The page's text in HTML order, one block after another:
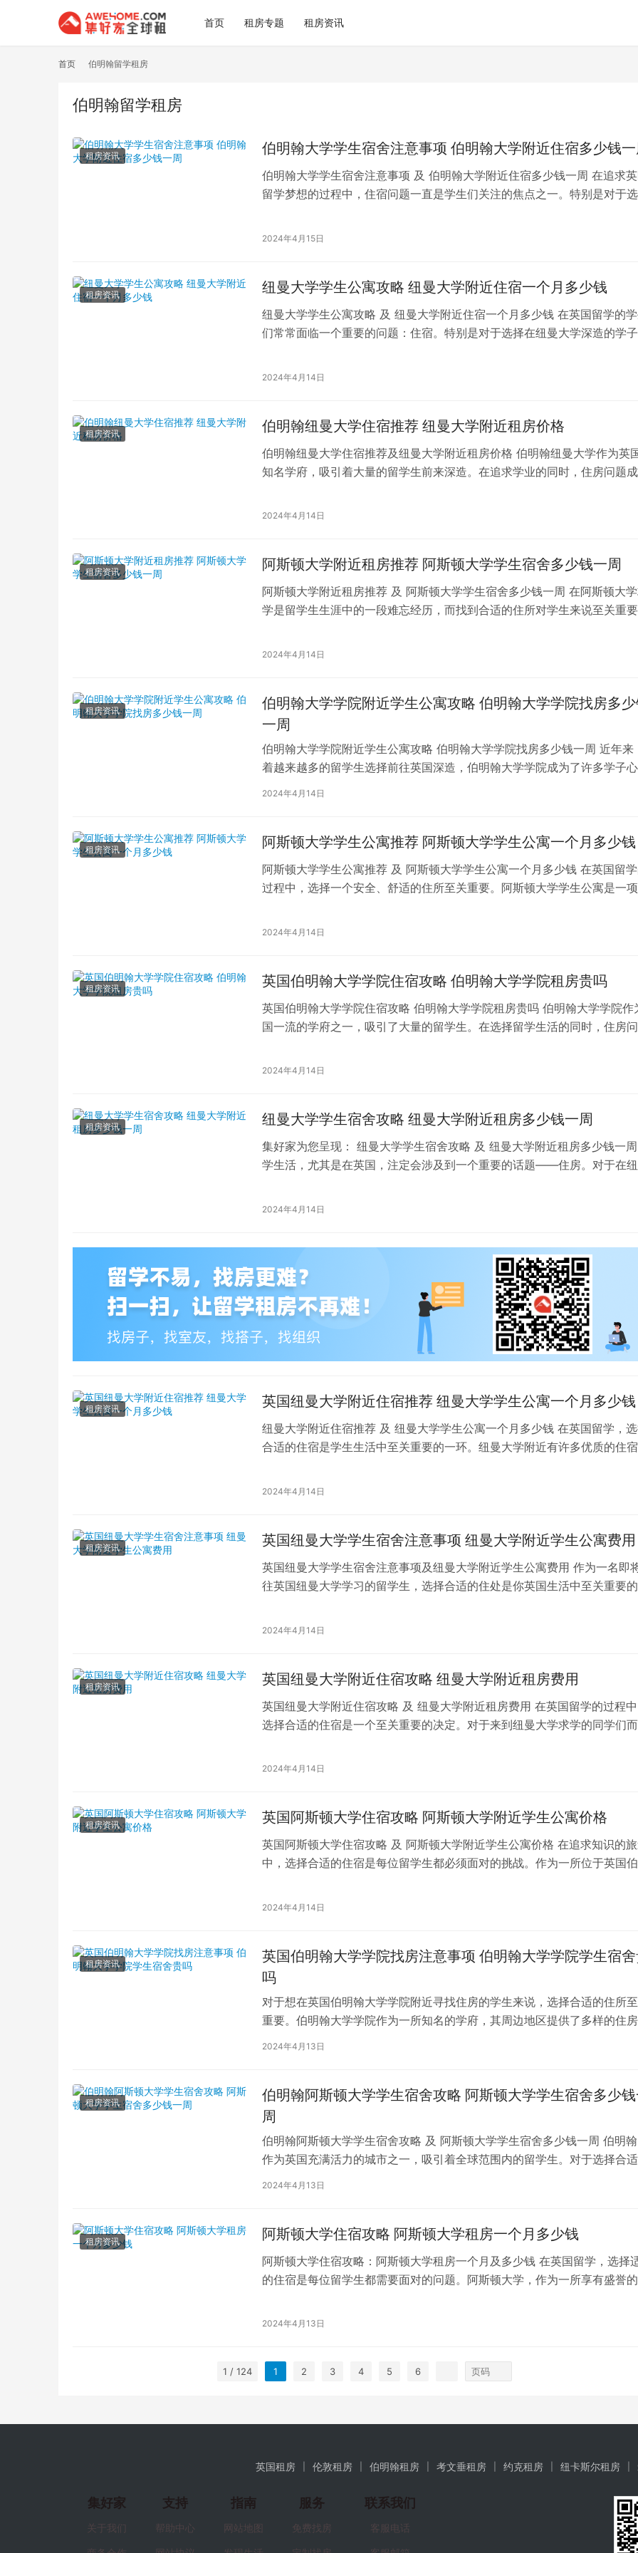
首页 租房专题 租房资讯
首页 伯明翰留学租房
伯明翰留学租房
租房资讯 伯明翰大学学生宿舍注意事项 伯明翰大学附近住宿多少钱一
伯明翰大学学生宿舍注意事项 及 伯明翰大学附近住宿多少钱一周 在追求
留学梦想的过程中，住宿问题一直是学生们关注的焦点之一。特别是对于选
2024年4月15日
租房资讯 纽曼大学学生公寓攻略 纽曼大学附近住宿一个月多少钱
纽曼大学学生公寓攻略 及 纽曼大学附近住宿一个月多少钱 在英国留学的
们常常面临一个重要的问题：住宿。特别是对于选择在纽曼大学深造的学子
2024年4月14日
租房资讯 伯明翰纽曼大学住宿推荐 纽曼大学附近租房价格
伯明翰纽曼大学住宿推荐及纽曼大学附近租房价格 伯明翰纽曼大学作为英
知名学府，吸引着大量的留学生前来深造。在追求学业的同时，住房问题成
2024年4月14日
租房资讯 阿斯顿大学附近租房推荐 阿斯顿大学学生宿舍多少钱一周
阿斯顿大学附近租房推荐 及 阿斯顿大学学生宿舍多少钱一周 在阿斯顿大
学是留学生生涯中的一段难忘经历，而找到合适的住所对学生来说至关重要
2024年4月14日
租房资讯
伯明翰大学学院附近学生公寓攻略 伯明翰大学学院找房多
一周
伯明翰大学学院附近学生公寓攻略 伯明翰大学学院找房多少钱一周 近年来
着越来越多的留学生选择前往英国深造，伯明翰大学学院成为了许多学子心
中的理想学府。而众所周知，一个舒适、便利…
2024年4月14日
租房资讯 阿斯顿大学学生公寓推荐 阿斯顿大学学生公寓一个月多少钱
阿斯顿大学学生公寓推荐 及 阿斯顿大学学生公寓一个月多少钱 在英国留
过程中，选择一个安全、舒适的住所至关重要。阿斯顿大学学生公寓是一项
2024年4月14日
租房资讯 英国伯明翰大学学院住宿攻略 伯明翰大学学院租房贵吗
英国伯明翰大学学院住宿攻略 伯明翰大学学院租房贵吗 伯明翰大学学院作
国一流的学府之一，吸引了大量的留学生。在选择留学生活的同时，住房问
2024年4月14日
租房资讯 纽曼大学学生宿舍攻略 纽曼大学附近租房多少钱一周
集好家为您呈现： 纽曼大学学生宿舍攻略 及 纽曼大学附近租房多少钱一
学生活，尤其是在英国，注定会涉及到一个重要的话题——住房。对于在纽
2024年4月14日
租房资讯 英国纽曼大学附近住宿推荐 纽曼大学学生公寓一个月多少钱
纽曼大学附近住宿推荐 及 纽曼大学学生公寓一个月多少钱 在英国留学，
合适的住宿是学生生活中至关重要的一环。纽曼大学附近有许多优质的住宿
2024年4月14日
租房资讯 英国纽曼大学学生宿舍注意事项 纽曼大学附近学生公寓费用
英国纽曼大学学生宿舍注意事项及纽曼大学附近学生公寓费用 作为一名即
往英国纽曼大学学习的留学生，选择合适的住处是你英国生活中至关重要的
2024年4月14日
租房资讯 英国纽曼大学附近住宿攻略 纽曼大学附近租房费用
英国纽曼大学附近住宿攻略 及 纽曼大学附近租房费用 在英国留学的过程中
选择合适的住宿是一个至关重要的决定。对于来到纽曼大学求学的同学们而
2024年4月14日
租房资讯 英国阿斯顿大学住宿攻略 阿斯顿大学附近学生公寓价格
英国阿斯顿大学住宿攻略 及 阿斯顿大学附近学生公寓价格 在追求知识的
中，选择合适的住宿是每位留学生都必须面对的挑战。作为一所位于英国伯
2024年4月14日
租房资讯
英国伯明翰大学学院找房注意事项 伯明翰大学学院学生宿
吗
对于想在英国伯明翰大学学院附近寻找住房的学生来说，选择合适的住所
重要。伯明翰大学学院作为一所知名的学府，其周边地区提供了多样的住房
择，但是在做决定前有一些重要的注意事项需要考…
2024年4月13日
租房资讯
伯明翰阿斯顿大学学生宿舍攻略 阿斯顿大学学生宿舍多少
周
伯明翰阿斯顿大学学生宿舍攻略 及 阿斯顿大学学生宿舍多少钱一周 伯明翰
作为英国充满活力的城市之一，吸引着全球范围内的留学生。对于选择合适
2024年4月13日
租房资讯 阿斯顿大学住宿攻略 阿斯顿大学租房一个月多少钱
阿斯顿大学住宿攻略：阿斯顿大学租房一个月及多少钱 在英国留学，选择
的住宿是每位留学生都需要面对的问题。阿斯顿大学，作为一所享有盛誉的
2024年4月13日
1 / 124 1 2 3 4 5 6
英国租房 伦敦租房 伯明翰租房 考文垂租房 约克租房 纽卡斯尔租房
集好家
关于我们
支持
帮助中心
指南
网站地图
服务
免费找房
联系我们
客服电话